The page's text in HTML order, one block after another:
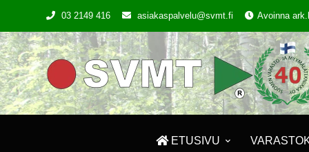
03 2149 416 asiakaspalvelu@svmt.fi Avoinna
ETUSIVU